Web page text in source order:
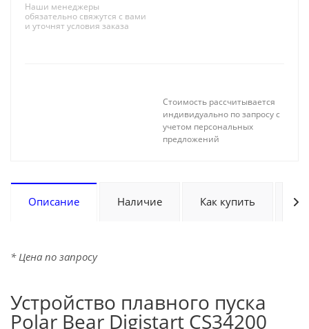
Наши менеджеры
обязательно свяжутся с вами
и уточнят условия заказа
Стоимость рассчитывается
индивидуально по запросу с
учетом персональных
предложений
Описание Наличие Как купить
* Цена по запросу
Устройство плавного пуска
Polar Bear Digistart CS34200